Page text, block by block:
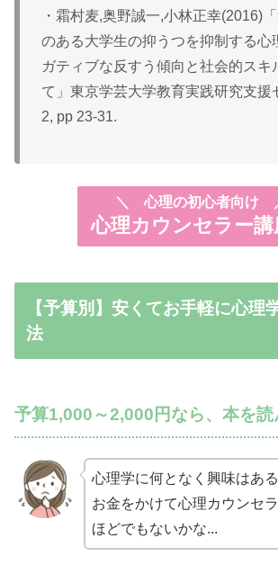
・霜村麦,奥野誠一,小林正幸(2016)
のある大学生の抑うつを抑制する心
ガティブな反すう傾向と社会的スキ
て」東京学芸大学教育実践研究支援
2, pp 23-31.
＼ 心理の初心者向け
心理カウンセラー講
【予算別】安くてお手軽に心理
法
予算1,000～2,000円なら、本を読
心理学に何となく興味はある
お金をかけて心理カウンセ
ほどでもないかな...